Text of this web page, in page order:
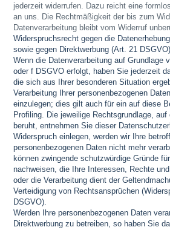
jederzeit widerrufen. Dazu reicht eine
an uns. Die Rechtmäßigkeit der bis zum
Datenverarbeitung bleibt vom Widerruf
Widerspruchsrecht gegen die
sowie gegen Direktwerbung (Art. 21 DSGVO)
Wenn die Datenverarbeitung auf Grundlage
oder f DSGVO erfolgt, haben Sie jederzeit
die sich aus Ihrer besonderen Situation
Verarbeitung Ihrer personenbezogenen
einzulegen; dies gilt auch für ein auf diese
Profiling. Die jeweilige Rechtsgrundlage, auf
beruht, entnehmen Sie dieser
Widerspruch einlegen, werden wir Ihre
personenbezogenen Daten nicht mehr
können zwingende schutzwürdige Gründe
nachweisen, die Ihre Interessen, Rechte
oder die Verarbeitung dient der
Verteidigung von Rechtsansprüchen
DSGVO).
Werden Ihre personenbezogenen Daten
Direktwerbung zu betreiben, so haben Sie